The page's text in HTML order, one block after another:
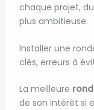
chaque projet,
plus ambitieuse.
Installer une
clés, erreurs à
La meilleure
de son intérêt si